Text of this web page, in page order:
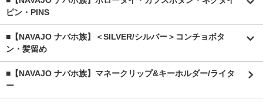
ピン・PINS
■【NAVAJO ナバホ族】＜SILVER/シルバー＞コンチョボタ
ン・髪留め
■【NAVAJO ナバホ族】マネークリップ&キーホルダー/ライタ
ー